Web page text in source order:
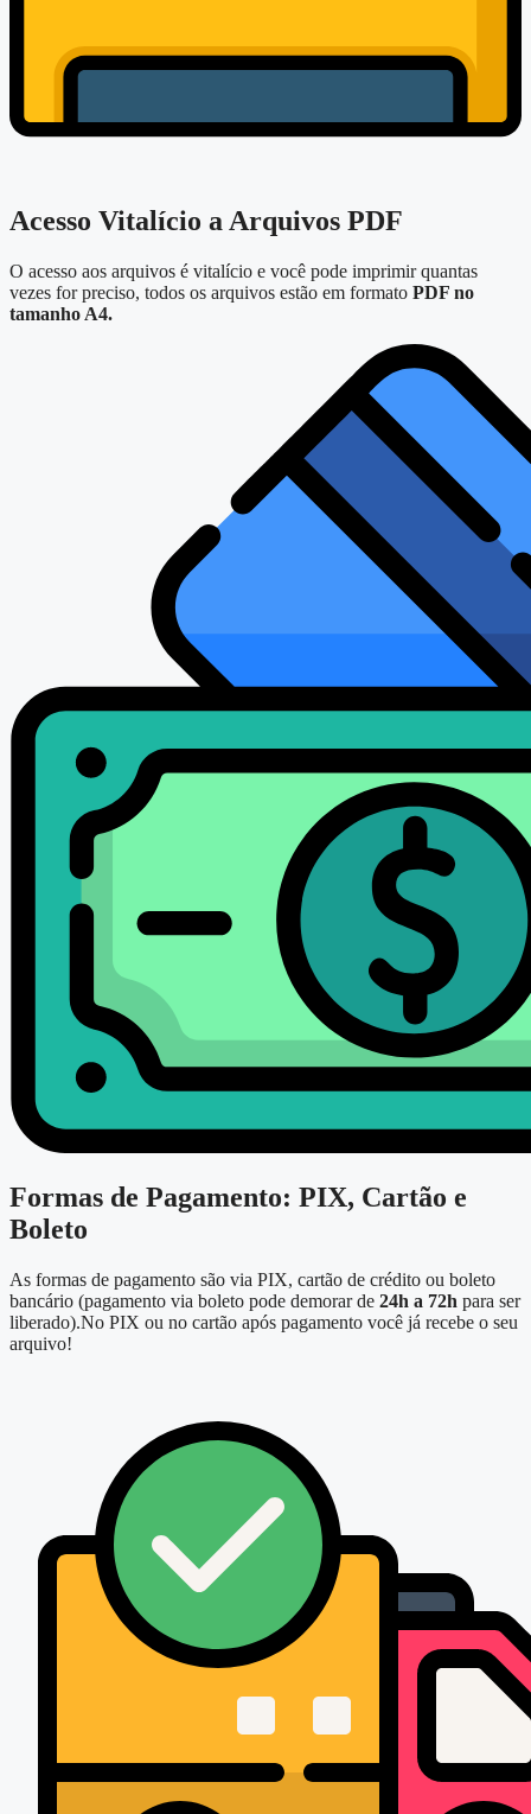
Acesso Vitalício a Arquivos PDF
O acesso aos arquivos é vitalício e você pode imprimir quantas
vezes for preciso, todos os arquivos estão em formato PDF no
tamanho A4.
Formas de Pagamento: PIX, Cartão e
Boleto
As formas de pagamento são via PIX, cartão de crédito ou boleto
bancário (pagamento via boleto pode demorar de 24h a 72h para ser
liberado).No PIX ou no cartão após pagamento você já recebe o seu
arquivo!